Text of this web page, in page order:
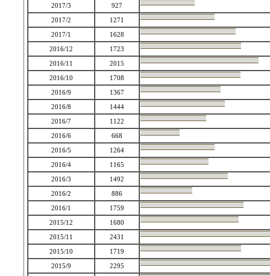
2017/3
927
2017/2
1271
2017/1
1628
2016/12
1723
2016/11
2015
2016/10
1708
2016/9
1367
2016/8
1444
2016/7
1122
2016/6
668
2016/5
1264
2016/4
1165
2016/3
1492
2016/2
886
2016/1
1759
2015/12
1680
2015/11
2431
2015/10
1719
2015/9
2295